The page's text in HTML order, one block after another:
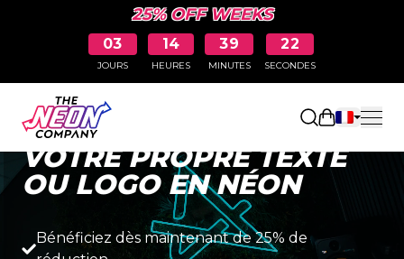
25% OFF WEEKS
03
JOURS
14
HEURES
39
MINUTES
20
SECONDES
Ouvrir le
Rapide, simple et abordable.
VOTRE PROPRE TEXTE
OU LOGO EN NÉON
Bénéficiez dès maintenant de 25% de